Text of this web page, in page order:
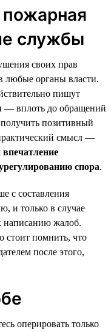
пожарная
службы
своих прав
любые органы власти.
пишут
— вплоть до обращений
позитивный
смысл —
спора.
с составления
и только в случае
написанию жалоб.
стоит помнить, что
после этого,
оперировать только